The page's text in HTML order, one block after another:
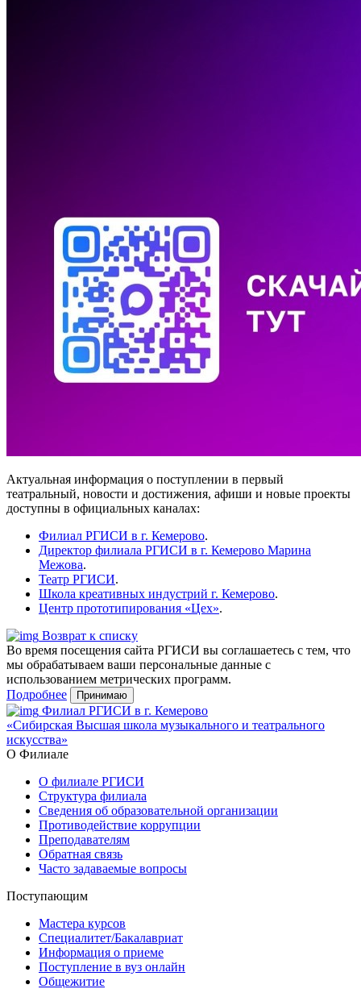
Актуальная информация о поступлении в первый
театральный, новости и достижения, афиши и новые проекты
доступны в официальных каналах:
Филиал РГИСИ в г. Кемерово.
Директор филиала РГИСИ в г. Кемерово Марина
Межова.
Театр РГИСИ.
Школа креативных индустрий г. Кемерово.
Центр прототипирования «Цех».
Возврат к списку
Во время посещения сайта РГИСИ вы соглашаетесь с тем, что
мы обрабатываем ваши персональные данные с
использованием метрических программ.
Подробнее
Принимаю
Филиал РГИСИ в г. Кемерово
«Сибирская Высшая школа музыкального и театрального
искусства»
О Филиале
О филиале РГИСИ
Структура филиала
Сведения об образовательной организации
Противодействие коррупции
Преподавателям
Обратная связь
Часто задаваемые вопросы
Поступающим
Мастера курсов
Специалитет/Бакалавриат
Информация о приеме
Поступление в вуз онлайн
Общежитие